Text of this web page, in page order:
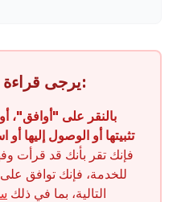
يرجى قراءة الشروط التالية بعناية:
بالنقر على "أوافق"،
تثبيتها أو الوصول إليها
فإنك تقر بأنك قد قرأت
للخدمة، فإنك توافق على
التالية، بما في ذلك